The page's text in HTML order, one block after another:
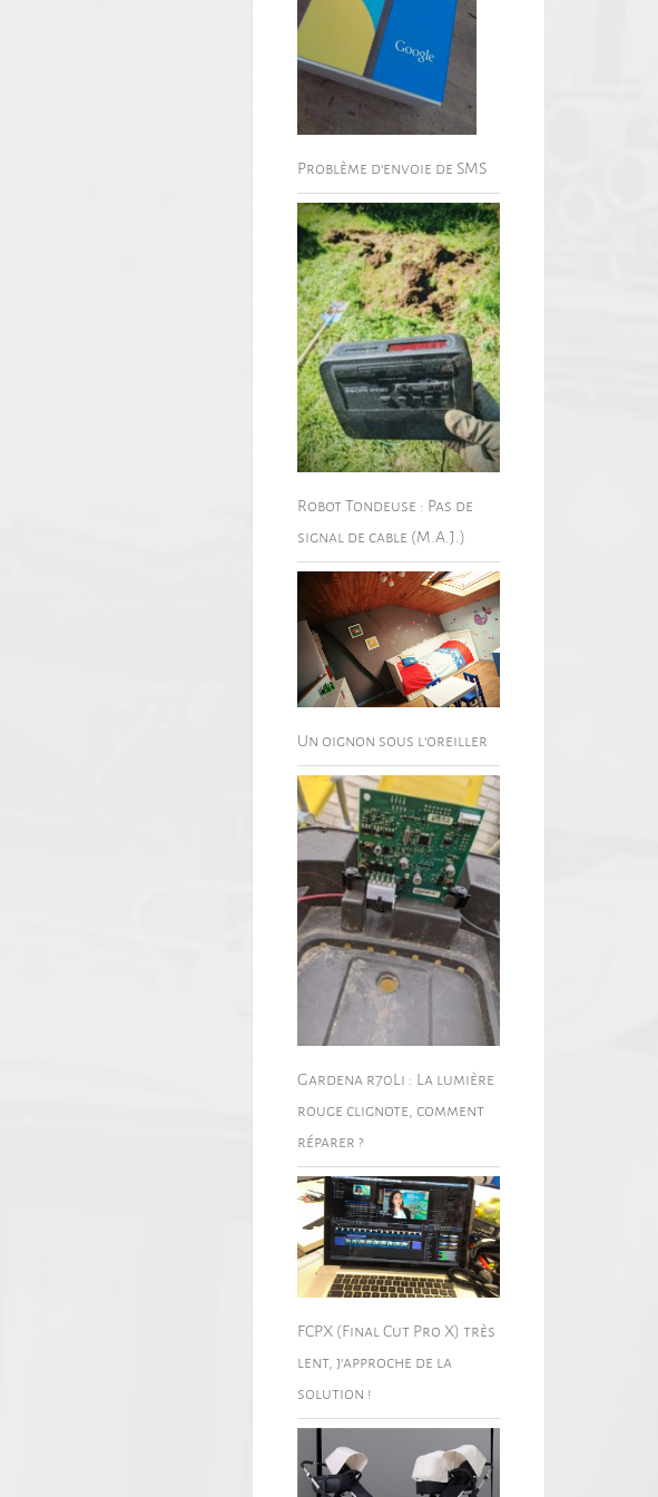
Problème d’envoie de SMS
Robot Tondeuse : Pas de
signal de cable (M.A.J.)
Un oignon sous l’oreiller
Gardena r70Li : La lumière
rouge clignote, comment
réparer ?
FCPX (Final Cut Pro X) très
lent, j’approche de la
solution !